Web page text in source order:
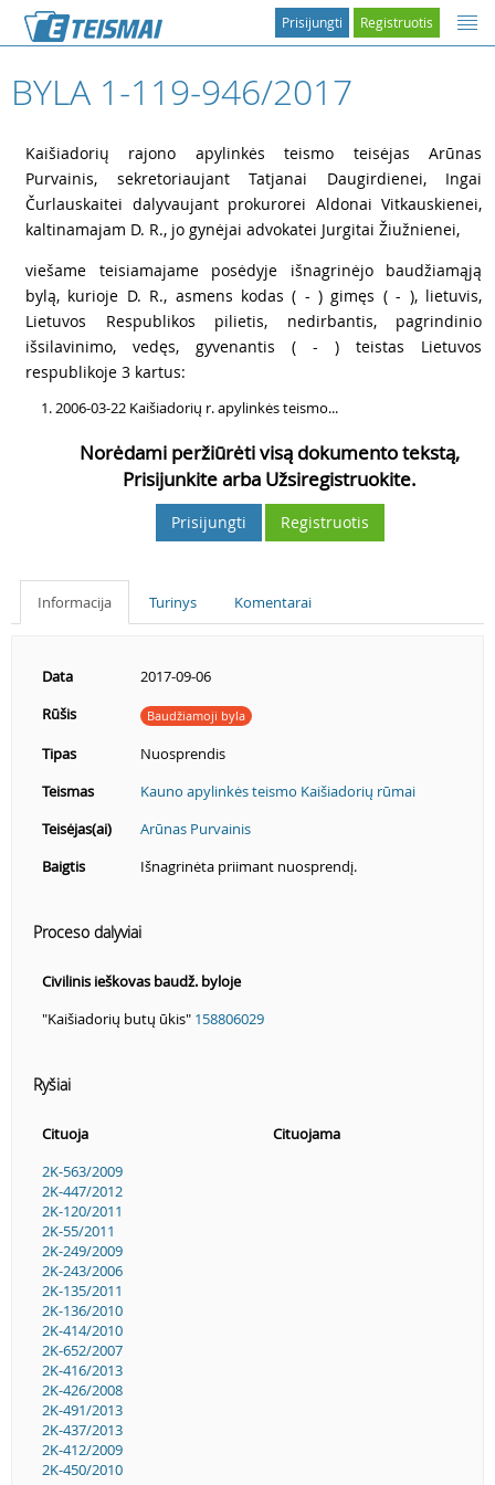
Registruotis
Prisijungti
BYLA 1-119-946/2017
Kaišiadorių rajono apylinkės teismo teisėjas Arūnas
Purvainis, sekretoriaujant Tatjanai Daugirdienei, Ingai
Čurlauskaitei dalyvaujant prokurorei Aldonai Vitkauskienei,
kaltinamajam D. R., jo gynėjai advokatei Jurgitai Žiužnienei,
viešame teisiamajame posėdyje išnagrinėjo baudžiamąją
bylą, kurioje D. R., asmens kodas ( - ) gimęs ( - ), lietuvis,
Lietuvos Respublikos pilietis, nedirbantis, pagrindinio
išsilavinimo, vedęs, gyvenantis ( - ) teistas Lietuvos
respublikoje 3 kartus:
2006-03-22 Kaišiadorių r. apylinkės teismo...
Norėdami peržiūrėti visą dokumento tekstą,
Prisijunkite arba Užsiregistruokite.
Prisijungti Registruotis
Informacija Turinys Komentarai
Data
2017-09-06
Rūšis
Baudžiamoji byla
Tipas
Nuosprendis
Teismas
Kauno apylinkės teismo Kaišiadorių rūmai
Teisėjas(ai)
Arūnas Purvainis
Baigtis
Išnagrinėta priimant nuosprendį.
Proceso dalyviai
Civilinis ieškovas baudž. byloje
"Kaišiadorių butų ūkis" 158806029
Ryšiai
Cituoja
Cituojama
2K-563/2009
2K-447/2012
2K-120/2011
2K-55/2011
2K-249/2009
2K-243/2006
2K-135/2011
2K-136/2010
2K-414/2010
2K-652/2007
2K-416/2013
2K-426/2008
2K-491/2013
2K-437/2013
2K-412/2009
2K-450/2010